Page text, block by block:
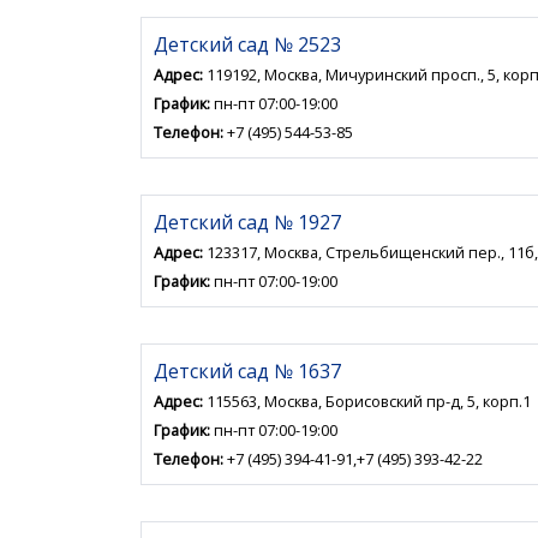
Детский сад № 2523
Адрес: 119192, Москва, Мичуринский просп., 5,
График:пн-пт 07:00-19:00
Телефон:+7 (495) 544-53-85
Детский сад № 1927
Адрес: 123317, Москва, Стрельбищенский пер., 11б,
График:пн-пт 07:00-19:00
Детский сад № 1637
Адрес: 115563, Москва, Борисовский пр-д, 5, корп.1
График:пн-пт 07:00-19:00
Телефон:+7 (495) 394-41-91,+7 (495) 393-42-22